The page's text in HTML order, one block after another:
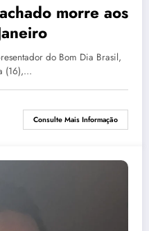
morre aos
do Bom Dia Brasil,
(16),…
Consulte Mais Informação